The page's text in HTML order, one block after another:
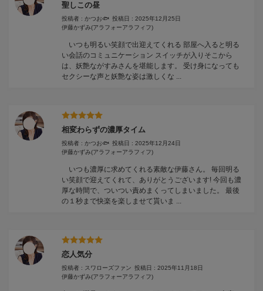
聖しこの昼
投稿者 : かつお🐟️ 投稿日 : 2025年12月25日
伊藤かずみ(アラフォーアラフィフ)
いつも明るい笑顔で出迎えてくれる 部屋へ入ると明る
い会話のコミュニケーション スイッチが入りそこから
は、妖艶ながすみさんを堪能します。 受け身になっても
セクシーな声と妖艶な姿は激しくな ...
相変わらずの濃厚タイム
投稿者 : かつお🐟️ 投稿日 : 2025年12月24日
伊藤かずみ(アラフォーアラフィフ)
いつも濃厚に求めてくれる素敵な伊藤さん。 毎回明る
い笑顔で迎えてくれて、ありがとうございます! 今回も濃
厚な時間で、ついつい責めまくってしまいました。 最後
の１秒まで快楽を楽しませて貰いま ...
恋人気分
投稿者 : スワローズファン 投稿日 : 2025年11月18日
伊藤かずみ(アラフォーアラフィフ)